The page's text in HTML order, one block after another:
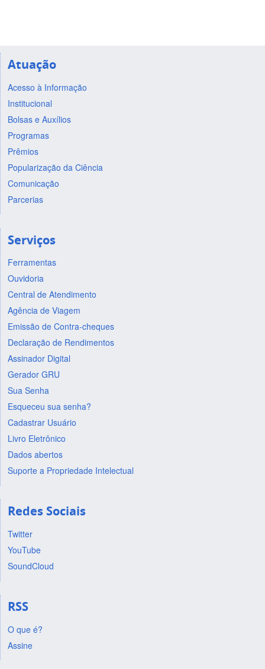
Atuação
Acesso à Informação
Institucional
Bolsas e Auxílios
Programas
Prêmios
Popularização da Ciência
Comunicação
Parcerias
Serviços
Ferramentas
Ouvidoria
Central de Atendimento
Agência de Viagem
Emissão de Contra-cheques
Declaração de Rendimentos
Assinador Digital
Gerador GRU
Sua Senha
Esqueceu sua senha?
Cadastrar Usuário
Livro Eletrônico
Dados abertos
Suporte a Propriedade Intelectual
Redes Sociais
Twitter
YouTube
SoundCloud
RSS
O que é?
Assine